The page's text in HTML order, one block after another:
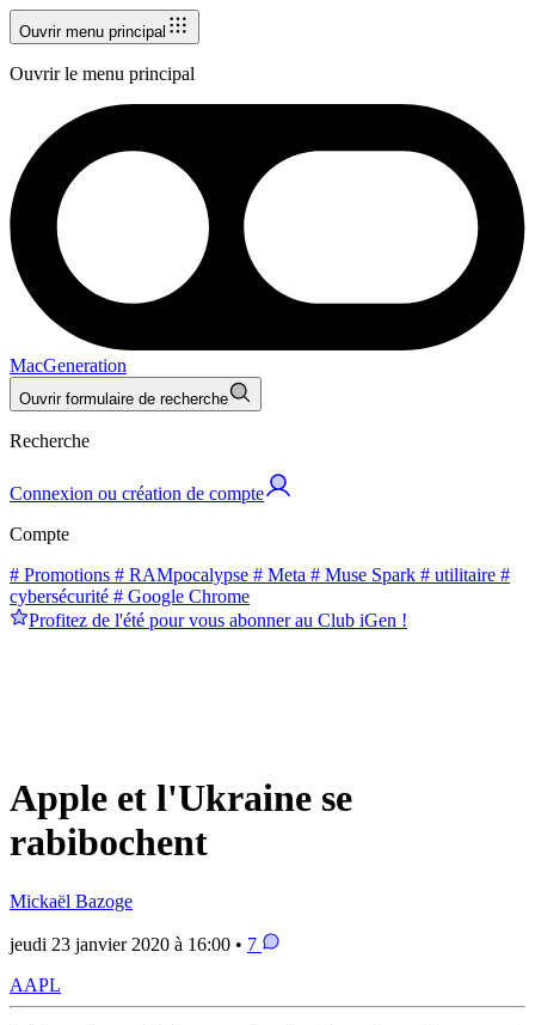
Ouvrir menu principal
Ouvrir le menu principal
MacGeneration
Ouvrir formulaire de recherche
Recherche
Connexion ou création de compte
Compte
# Promotions # RAMpocalypse # Meta # Muse Spark # utilitaire #
cybersécurité # Google Chrome
Profitez de l'été pour vous abonner au Club iGen !
Apple et l'Ukraine se
rabibochent
Mickaël Bazoge
jeudi 23 janvier 2020 à 16:00 • 7
AAPL